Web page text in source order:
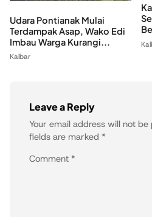
Udara Pontianak Mulai
Terdampak Asap, Wako Edi
Imbau Warga Kurangi...
Kalbar
Leave a Reply
Your email address will not be
fields are marked *
Comment *